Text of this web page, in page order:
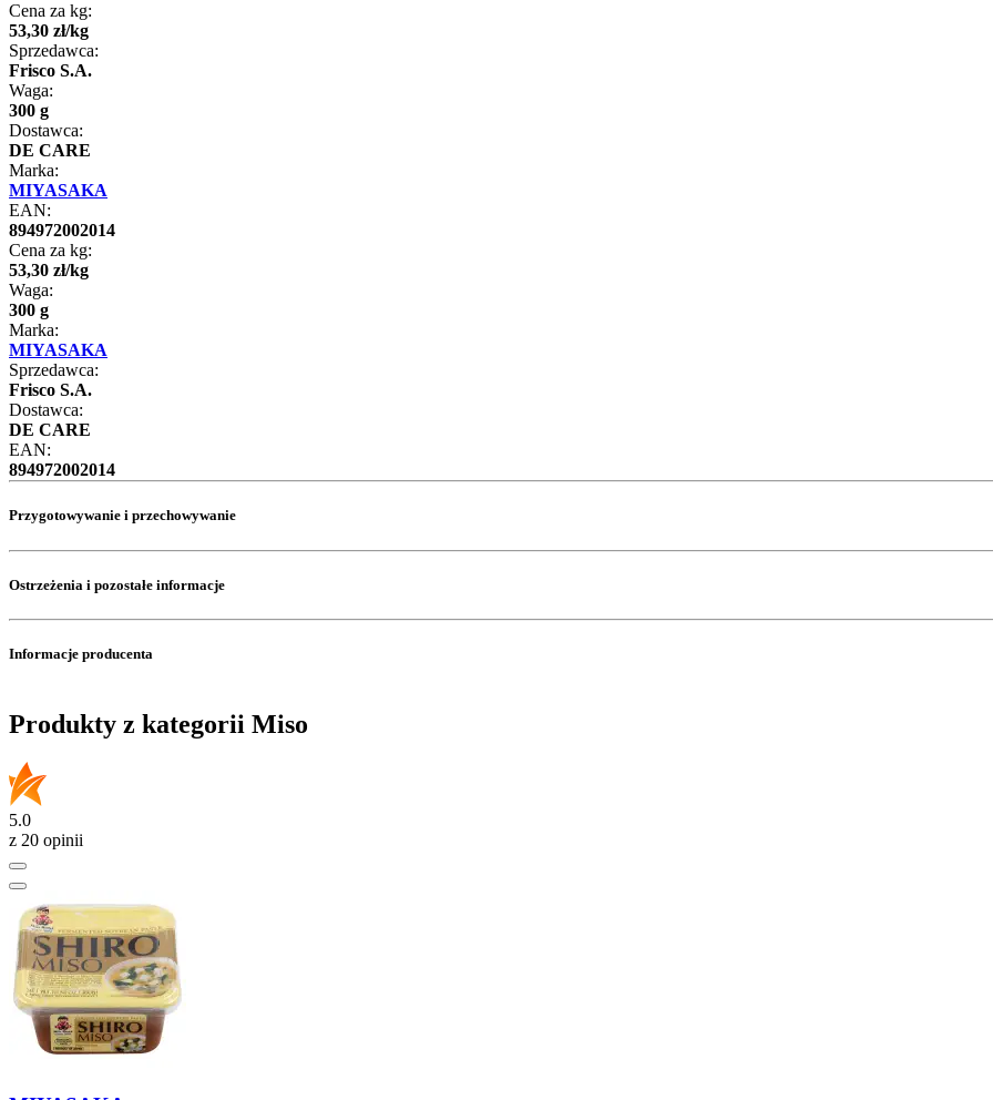
Cena za kg:
53,30 zł/kg
Sprzedawca:
Frisco S.A.
Waga:
300 g
Dostawca:
DE CARE
Marka:
MIYASAKA
EAN:
894972002014
Cena za kg:
53,30 zł/kg
Waga:
300 g
Marka:
MIYASAKA
Sprzedawca:
Frisco S.A.
Dostawca:
DE CARE
EAN:
894972002014
Przygotowywanie i przechowywanie
Ostrzeżenia i pozostałe informacje
Informacje producenta
Produkty z kategorii Miso
5.0
z 20 opinii